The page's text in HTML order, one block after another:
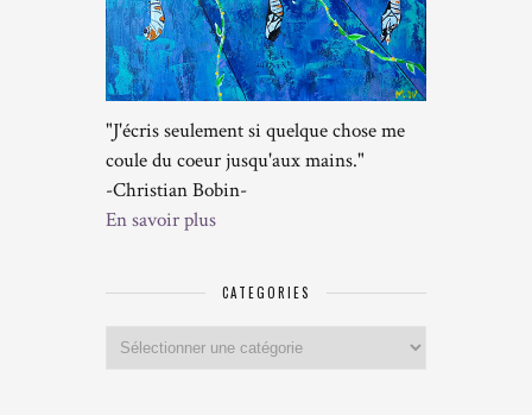
"J'écris seulement si quelque chose me
coule du coeur jusqu'aux mains."
-Christian Bobin-
En savoir plus
CATEGORIES
Categories